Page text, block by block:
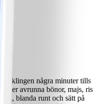
några minuter tills
ner avrunna bönor, majs, ris
blanda runt och sätt på